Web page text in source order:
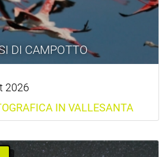
DI CAMPOTTO
2026
IN VALLESANTA